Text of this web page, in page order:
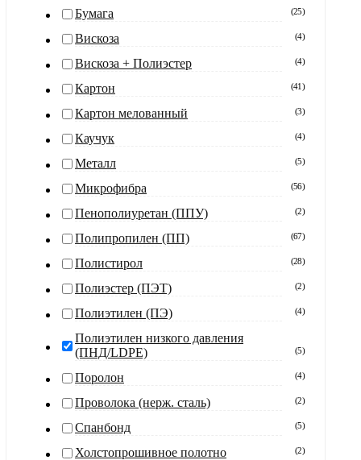
Бумага (25)
Вискоза (4)
Вискоза + Полиэстер (4)
Картон (41)
Картон мелованный (3)
Каучук (4)
Металл (5)
Микрофибра (56)
Пенополиуретан (ППУ) (2)
Полипропилен (ПП) (67)
Полистирол (28)
Полиэстер (ПЭТ) (2)
Полиэтилен (ПЭ) (4)
Полиэтилен низкого давления
(ПНД/LDPE)
(5)
Поролон (4)
Проволока (нерж. сталь) (2)
Спанбонд (5)
Холстопрошивное полотно (2)